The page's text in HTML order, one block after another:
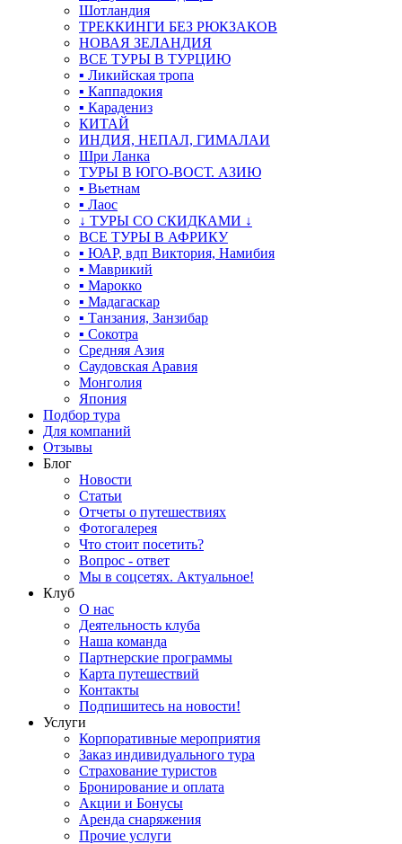
Шотландия
ТРЕККИНГИ БЕЗ РЮКЗАКОВ
НОВАЯ ЗЕЛАНДИЯ
ВСЕ ТУРЫ В ТУРЦИЮ
▪ Ликийская тропа
▪ Каппадокия
▪ Карадениз
КИТАЙ
ИНДИЯ, НЕПАЛ, ГИМАЛАИ
Шри Ланка
ТУРЫ В ЮГО-ВОСТ. АЗИЮ
▪ Вьетнам
▪ Лаос
↓ ТУРЫ СО СКИДКАМИ ↓
ВСЕ ТУРЫ В АФРИКУ
▪ ЮАР, вдп Виктория, Намибия
▪ Маврикий
▪ Марокко
▪ Мадагаскар
▪ Танзания, Занзибар
▪ Сокотра
Средняя Азия
Саудовская Аравия
Монголия
Япония
Подбор тура
Для компаний
Отзывы
Блог
Новости
Статьи
Отчеты о путешествиях
Фотогалерея
Что стоит посетить?
Вопрос - ответ
Мы в соцсетях. Актуальное!
Клуб
О нас
Деятельность клуба
Наша команда
Партнерские программы
Карта путешествий
Контакты
Подпишитесь на новости!
Услуги
Корпоративные мероприятия
Заказ индивидуального тура
Страхование туристов
Бронирование и оплата
Акции и Бонусы
Аренда снаряжения
Прочие услуги